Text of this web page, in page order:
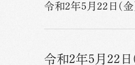
令和2年5月22日(
令和2年5月22